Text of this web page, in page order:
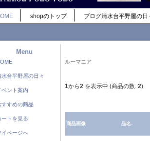
shopのトップ ブログ清水台平野屋の日
Menu
水台平野屋の日々
ベント案内
すすめの商品
ートを見る
イページへ
ルーマニア
1から2 を表示中 (商品の数: 2)
商品画像 品名-